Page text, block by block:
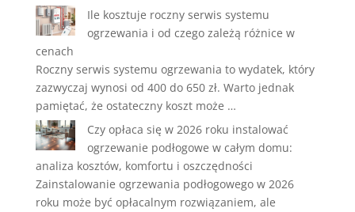
Ile kosztuje roczny serwis systemu
ogrzewania i od czego zależą różnice w
cenach
Roczny serwis systemu ogrzewania to wydatek, który
zazwyczaj wynosi od 400 do 650 zł. Warto jednak
pamiętać, że ostateczny koszt może …
Czy opłaca się w 2026 roku instalować
ogrzewanie podłogowe w całym domu:
analiza kosztów, komfortu i oszczędności
Zainstalowanie ogrzewania podłogowego w 2026
roku może być opłacalnym rozwiązaniem, ale